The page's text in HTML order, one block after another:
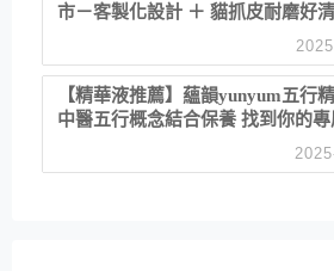
市－客製化設計 ＋ 貓抓皮耐磨好清
直營直銷、價格透明 高CP值打
居家風格
【精華液推薦】蘊韻yunyum五行
中醫五行概念結合保養 找到你的
華！ 水㊀土㊀就選「潤・賦精華
肌膚剛剛好的平衡